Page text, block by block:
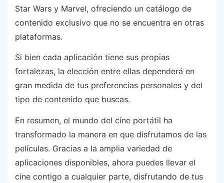
Star Wars y Marvel, ofreciendo un catálogo de
contenido exclusivo que no se encuentra en otras
plataformas.
Si bien cada aplicación tiene sus propias
fortalezas, la elección entre ellas dependerá en
gran medida de tus preferencias personales y del
tipo de contenido que buscas.
En resumen, el mundo del cine portátil ha
transformado la manera en que disfrutamos de las
películas. Gracias a la amplia variedad de
aplicaciones disponibles, ahora puedes llevar el
cine contigo a cualquier parte, disfrutando de tus